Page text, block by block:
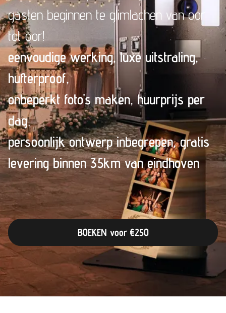
gasten beginnen te glimlachen van oor
tot oor!
eenvoudige werking, luxe uitstraling,
hufterproof,
onbeperkt foto's maken, huurprijs per
dag,
persoonlijk ontwerp inbegrepen, gratis
levering binnen 35km van eindhoven
BOEKEN voor €250